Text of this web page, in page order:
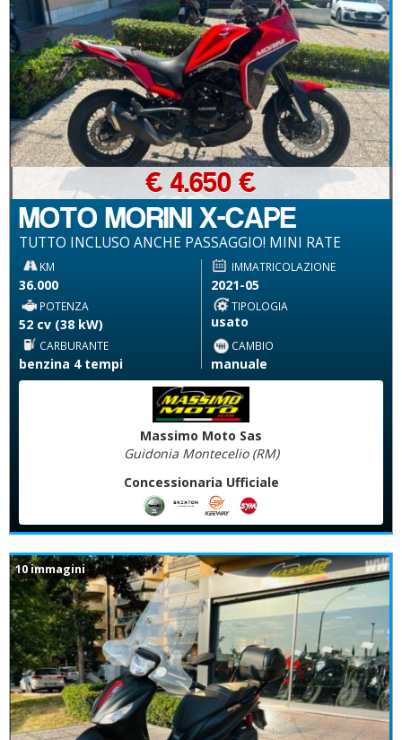
MOTO MORINI X-CAPE
TUTTO INCLUSO ANCHE PASSAGGIO! MINI RATE
€ 4.650 €
KM
36.000
IMMATRICOLAZIONE
2021-05
POTENZA
52 cv (38 kW)
TIPOLOGIA
usato
CARBURANTE
benzina 4 tempi
CAMBIO
manuale
Massimo Moto Sas
Guidonia Montecelio (RM)
Concessionaria Ufficiale
10 immagini